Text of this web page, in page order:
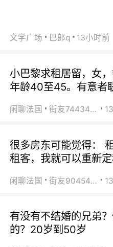
文学广场 巴郞q 13小时前
小巴黎求租居留，女
年龄40至45。有意者
闲聊法国 街友74434350
很多房东可能觉得：
租客，我就可以重新
闲聊法国 街友90454511
有没有不结婚的兄弟
的？20岁到50岁